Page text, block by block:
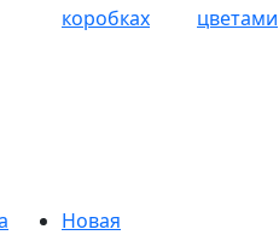
коробках
цветами
Новая